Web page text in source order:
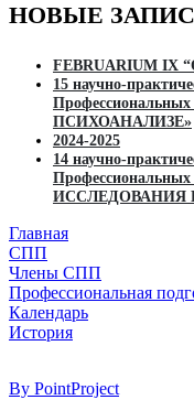
НОВЫЕ
FEBRUARIUM IX
15 научно-
ПСИХОАНАЛИЗЕ»
2024-2025
14 научно-
ИССЛЕДОВАНИЯ
Главная
СПП
Члены СПП
Профессиональная
Календарь
История
By PointProject